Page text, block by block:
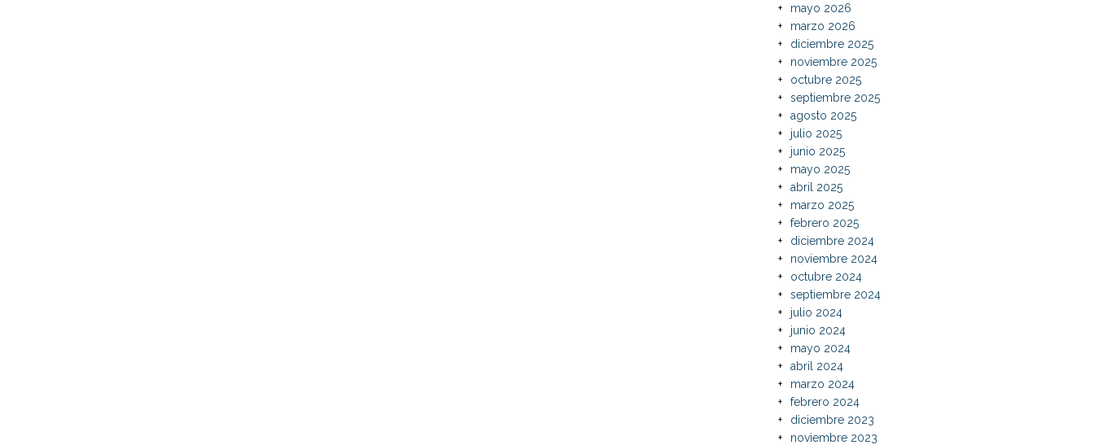
mayo 2026
marzo 2026
diciembre 2025
noviembre 2025
octubre 2025
septiembre 2025
agosto 2025
julio 2025
junio 2025
mayo 2025
abril 2025
marzo 2025
febrero 2025
diciembre 2024
noviembre 2024
octubre 2024
septiembre 2024
julio 2024
junio 2024
mayo 2024
abril 2024
marzo 2024
febrero 2024
diciembre 2023
noviembre 2023